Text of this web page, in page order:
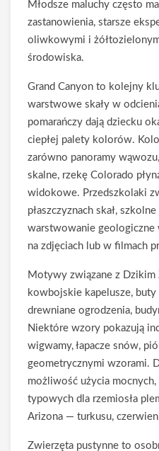
Młodsze maluchy często
zastanowienia, starsze
oliwkowymi i
środowiska.
Grand Canyon to kolejny
warstwowe skały w
pomarańczy dają dziecku
ciepłej palety kolorów.
zarówno panoramy
skalne, rzekę Colorado
widokowe. Przedszkolaki
płaszczyznach skał,
warstwowanie geologiczne
na zdjęciach lub w filmach
Motywy związane z Dzikim
kowbojskie kapelusze, buty
drewniane ogrodzenia,
Niektóre wzory pokazują
wigwamy, łapacze snów,
geometrycznymi wzorami.
możliwość użycia
typowych dla rzemiosła
Arizona — turkusu,
Zwierzęta pustynne to